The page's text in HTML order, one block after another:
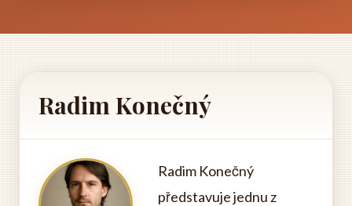
Radim Konečný
Radim Konečný
představuje jednu z